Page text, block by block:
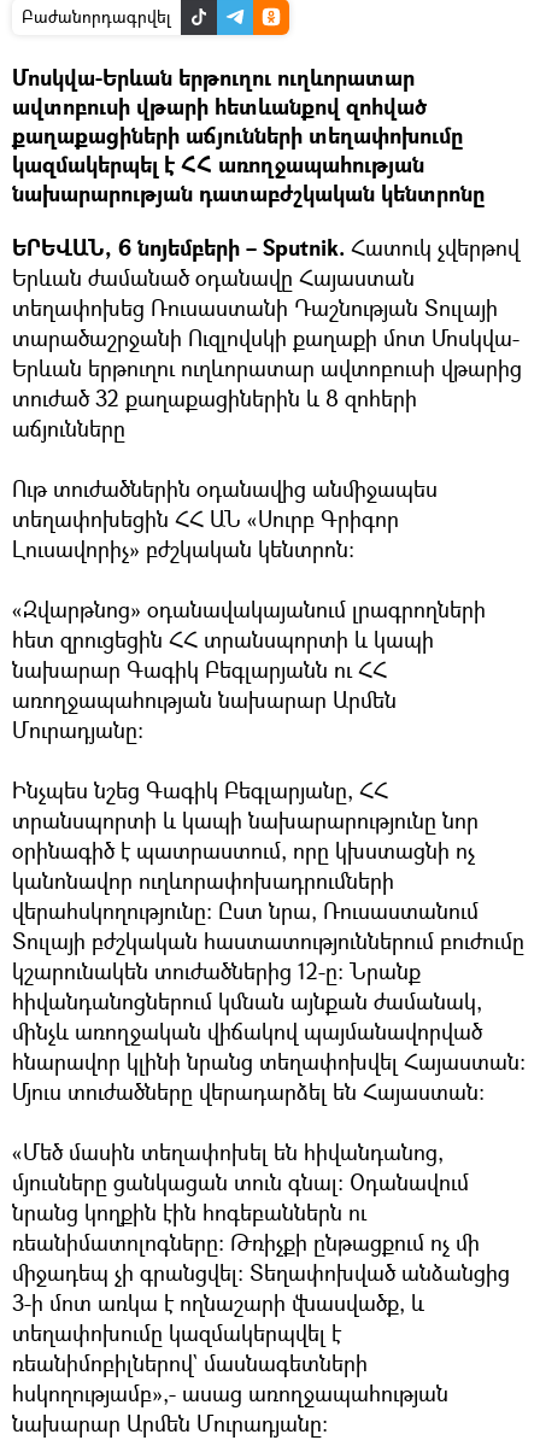
Բաժանորդագրվել
Մոսկվա-Երևան երթուղու ուղևորատար
ավտոբուսի վթարի հետևանքով զոհված
քաղաքացիների աճյունների տեղափոխումը
կազմակերպել է ՀՀ առողջապահության
նախարարության դատաբժշկական կենտրոնը
ԵՐԵՎԱՆ, 6 նոյեմբերի – Sputnik. Հատուկ չվերթով
Երևան ժամանած օդանավը Հայաստան
տեղափոխեց Ռուսաստանի Դաշնության Տուլայի
տարածաշրջանի Ուզլովսկի քաղաքի մոտ Մոսկվա-
Երևան երթուղու ուղևորատար ավտոբուսի վթարից
տուժած 32 քաղաքացիներին և 8 զոհերի
աճյունները
Ութ տուժածներին օդանավից անմիջապես
տեղափոխեցին ՀՀ ԱՆ «Սուրբ Գրիգոր
Լուսավորիչ» բժշկական կենտրոն:
«Զվարթնոց» օդանավակայանում լրագրողների
հետ զրուցեցին ՀՀ տրանսպորտի և կապի
նախարար Գագիկ Բեգլարյանն ու ՀՀ
առողջապահության նախարար Արմեն
Մուրադյանը:
Ինչպես նշեց Գագիկ Բեգլարյանը, ՀՀ
տրանսպորտի և կապի նախարարությունը նոր
օրինագիծ է պատրաստում, որը կխստացնի ոչ
կանոնավոր ուղևորափոխադրումների
վերահսկողությունը: Ըստ նրա, Ռուսաստանում
Տուլայի բժշկական հաստատություններում բուժումը
կշարունակեն տուժածներից 12-ը։ Նրանք
հիվանդանոցներում կմնան այնքան ժամանակ,
մինչև առողջական վիճակով պայմանավորված
հնարավոր կլինի նրանց տեղափոխվել Հայաստան:
Մյուս տուժածները վերադարձել են Հայաստան:
«Մեծ մասին տեղափոխել են հիվանդանոց,
մյուսները ցանկացան տուն գնալ: Օդանավում
նրանց կողքին էին հոգեբաններն ու
ռեանիմատոլոգները: Թռիչքի ընթացքում ոչ մի
միջադեպ չի գրանցվել: Տեղափոխված անձանցից
3-ի մոտ առկա է ողնաշարի վնասվածք, և
տեղափոխումը կազմակերպվել է
ռեանիմոբիլներով` մասնագետների
հսկողությամբ»,- ասաց առողջապահության
նախարար Արմեն Մուրադյանը: